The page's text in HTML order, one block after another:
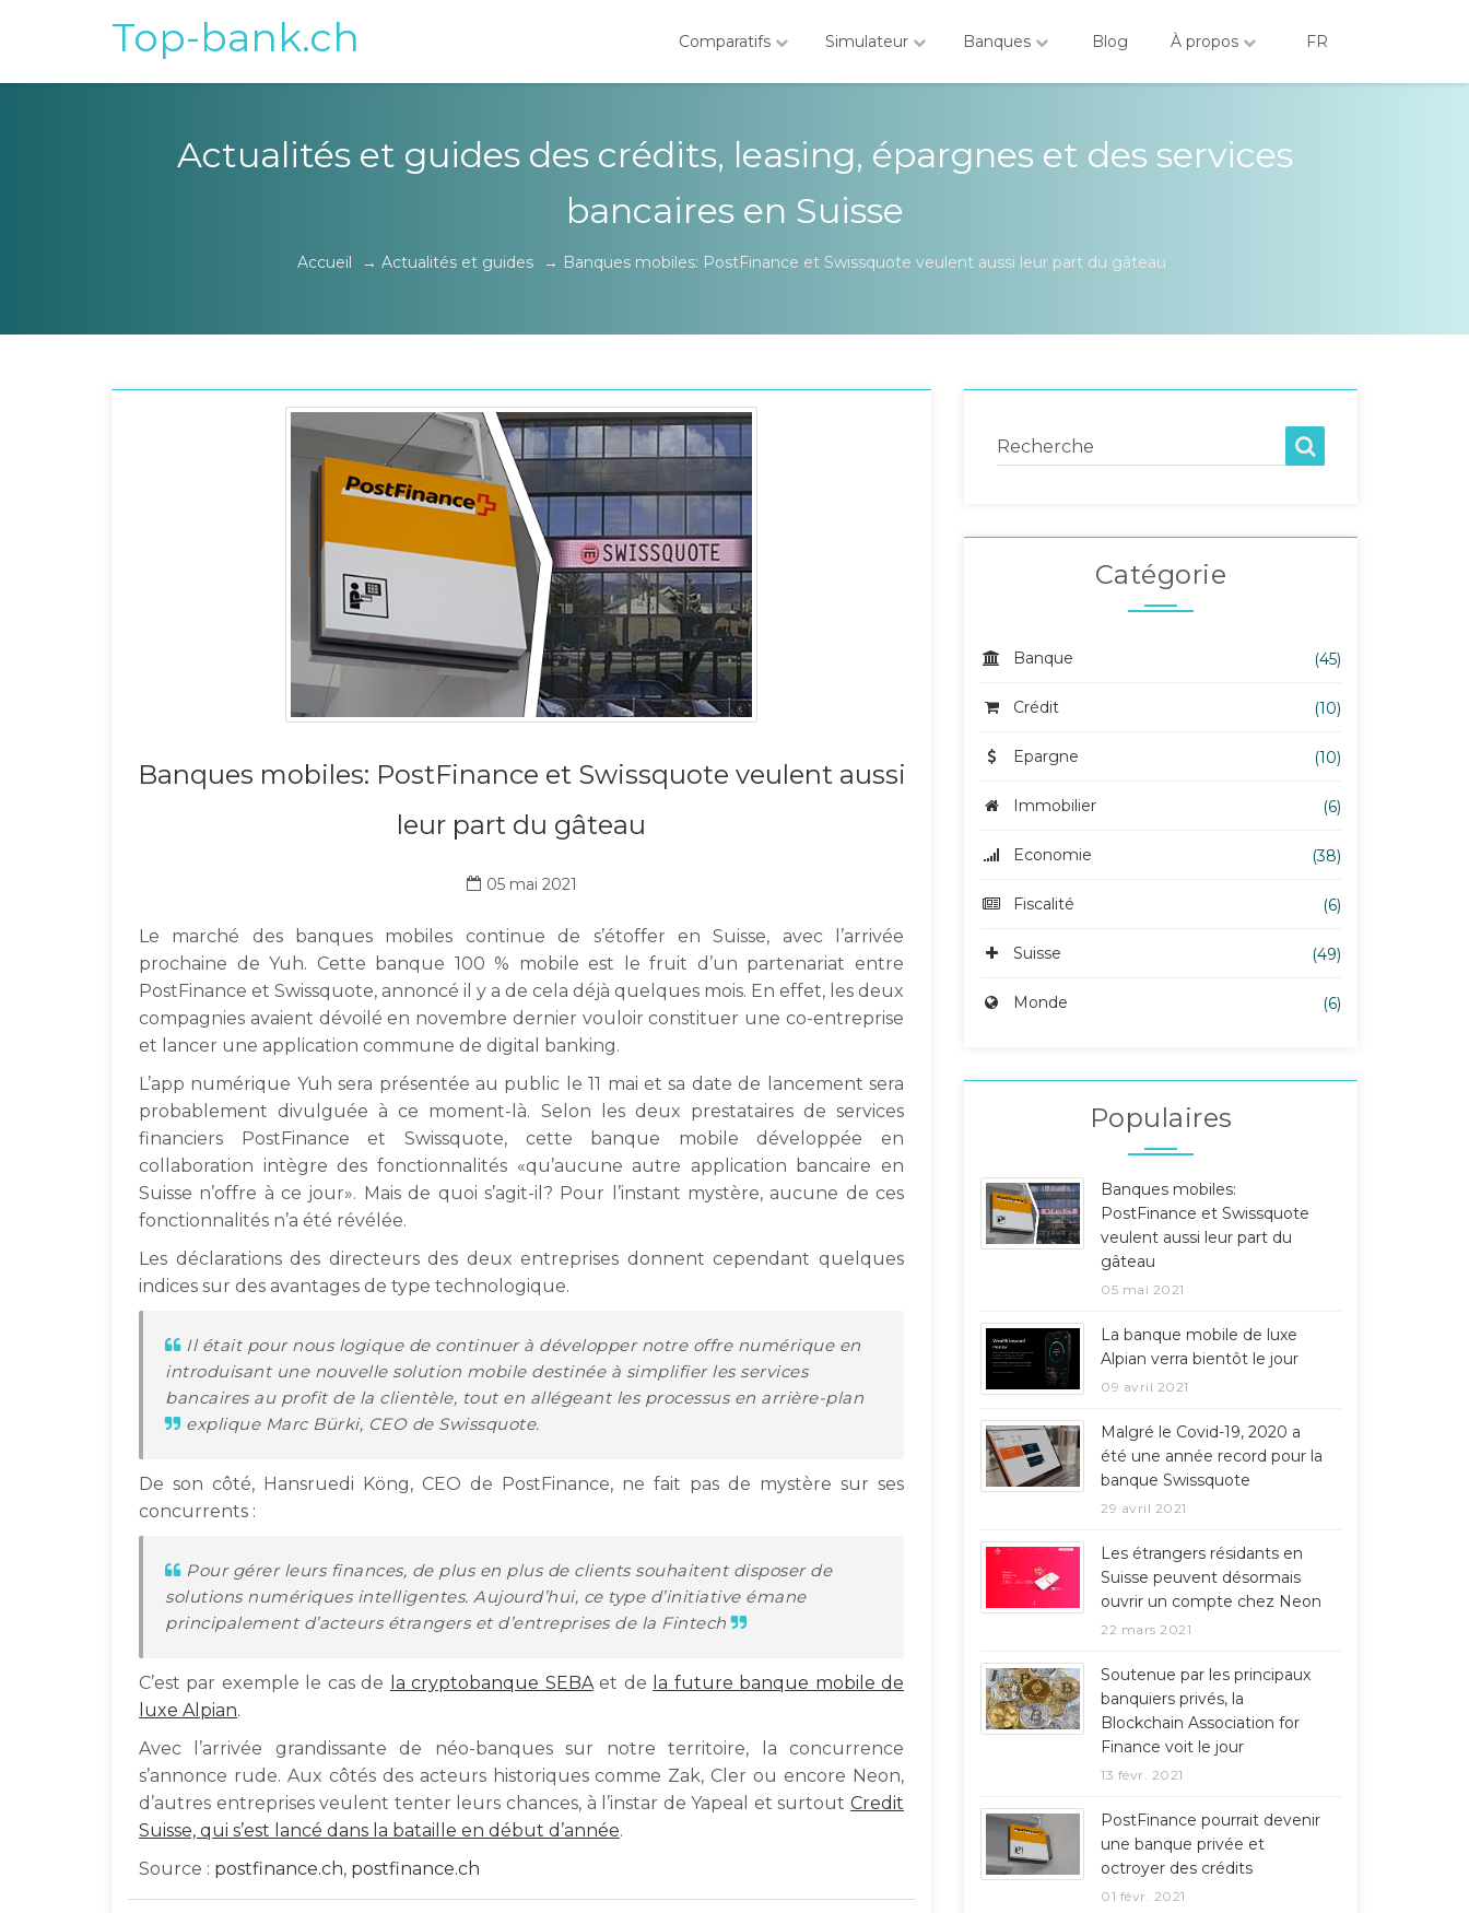
Top-bank.ch Comparatifs Simulateur Banques Blog À propos FR
Actualités et guides des crédits, leasing, épargnes et des services
bancaires en Suisse
Accueil → Actualités et guides → Banques mobiles: PostFinance et Swissquote veulent aussi leur part du gâteau
Banques mobiles: PostFinance et Swissquote veulent aussi
leur part du gâteau
05 mai 2021
Le marché des banques mobiles continue de s’étoffer en Suisse, avec l’arrivée
prochaine de Yuh. Cette banque 100 % mobile est le fruit d’un partenariat entre
PostFinance et Swissquote, annoncé il y a de cela déjà quelques mois. En effet, les deux
compagnies avaient dévoilé en novembre dernier vouloir constituer une co-entreprise
et lancer une application commune de digital banking.
L’app numérique Yuh sera présentée au public le 11 mai et sa date de lancement sera
probablement divulguée à ce moment-là. Selon les deux prestataires de services
financiers PostFinance et Swissquote, cette banque mobile développée en
collaboration intègre des fonctionnalités «qu’aucune autre application bancaire en
Suisse n’offre à ce jour». Mais de quoi s’agit-il? Pour l’instant mystère, aucune de ces
fonctionnalités n’a été révélée.
Les déclarations des directeurs des deux entreprises donnent cependant quelques
indices sur des avantages de type technologique.
Il était pour nous logique de continuer à développer notre offre numérique en
introduisant une nouvelle solution mobile destinée à simplifier les services
bancaires au profit de la clientèle, tout en allégeant les processus en arrière-plan
explique Marc Bürki, CEO de Swissquote.
De son côté, Hansruedi Köng, CEO de PostFinance, ne fait pas de mystère sur ses
concurrents :
Pour gérer leurs finances, de plus en plus de clients souhaitent disposer de
solutions numériques intelligentes. Aujourd’hui, ce type d’initiative émane
principalement d’acteurs étrangers et d’entreprises de la Fintech
C’est par exemple le cas de la cryptobanque SEBAet de la future banque mobile de
luxe Alpian.
Avec l’arrivée grandissante de néo-banques sur notre territoire, la concurrence
s’annonce rude. Aux côtés des acteurs historiques comme Zak, Cler ou encore Neon,
d’autres entreprises veulent tenter leurs chances, à l’instar de Yapeal et surtout Credit
Suisse, qui s’est lancé dans la bataille en début d’année.
Source : postfinance.ch, postfinance.ch
Recherche
Catégorie
Banque (45)
Crédit (10)
Epargne (10)
Immobilier (6)
Economie (38)
Fiscalité (6)
Suisse (49)
Monde (6)
Populaires
Banques mobiles:
PostFinance et Swissquote
veulent aussi leur part du
gâteau
05 mai 2021
La banque mobile de luxe
Alpian verra bientôt le jour
09 avril 2021
Malgré le Covid-19, 2020 a
été une année record pour la
banque Swissquote
29 avril 2021
Les étrangers résidants en
Suisse peuvent désormais
ouvrir un compte chez Neon
22 mars 2021
Soutenue par les principaux
banquiers privés, la
Blockchain Association for
Finance voit le jour
13 févr. 2021
PostFinance pourrait devenir
une banque privée et
octroyer des crédits
01 févr. 2021